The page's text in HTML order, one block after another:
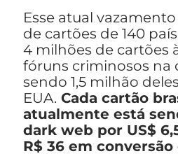
Esse atual
de cartões de 140
4 milhões de cartões
fóruns criminosos na
sendo 1,5 milhão
EUA. Cada cartão
atualmente está
dark web por US$
R$ 36 em